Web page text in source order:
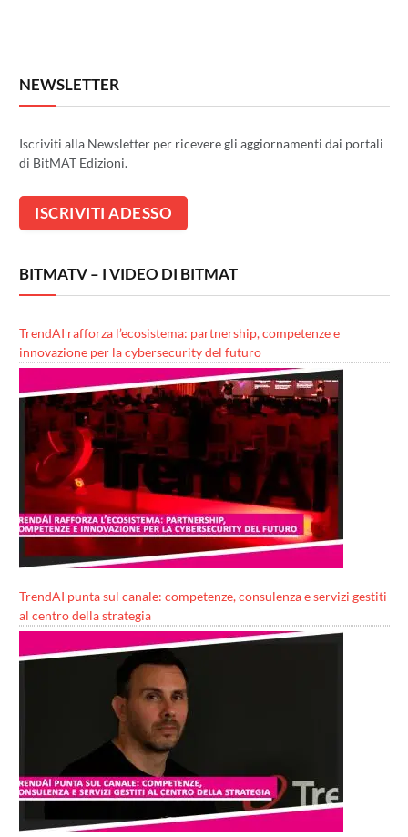
NEWSLETTER
Iscriviti alla Newsletter per ricevere gli aggiornamenti dai portali
di BitMAT Edizioni.
BITMATV – I VIDEO DI BITMAT
TrendAI rafforza l’ecosistema: partnership, competenze e
innovazione per la cybersecurity del futuro
TrendAI punta sul canale: competenze, consulenza e servizi gestiti
al centro della strategia